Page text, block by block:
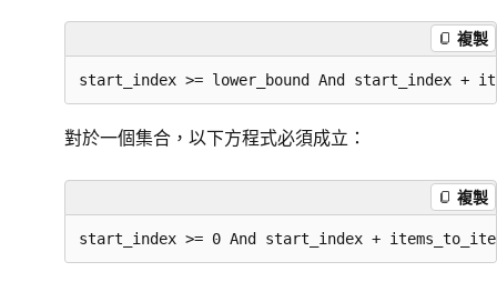
複製
對於一個集合，以下方程式必須成立：
複製